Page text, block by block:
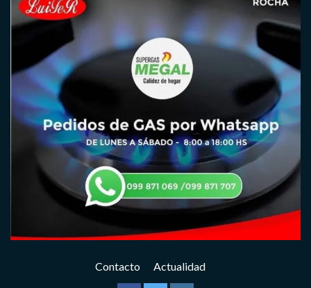
Contacto Actualidad